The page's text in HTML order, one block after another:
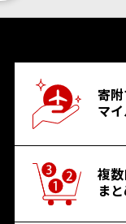
寄附
マ
複
ま